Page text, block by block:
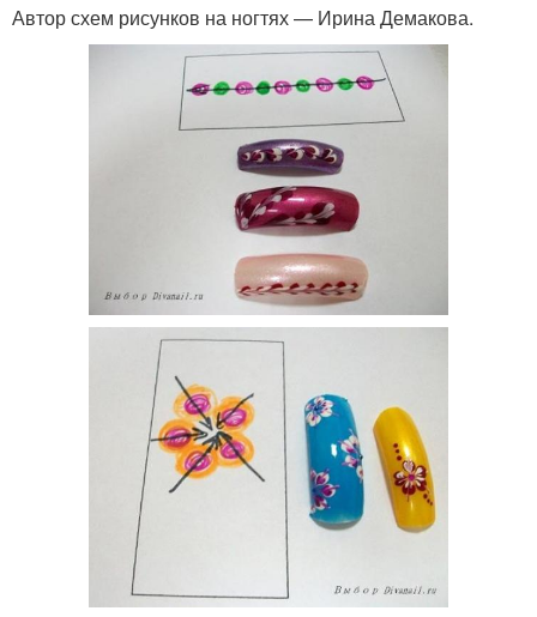
Автор схем рисунков на ногтях — Ирина Демакова.